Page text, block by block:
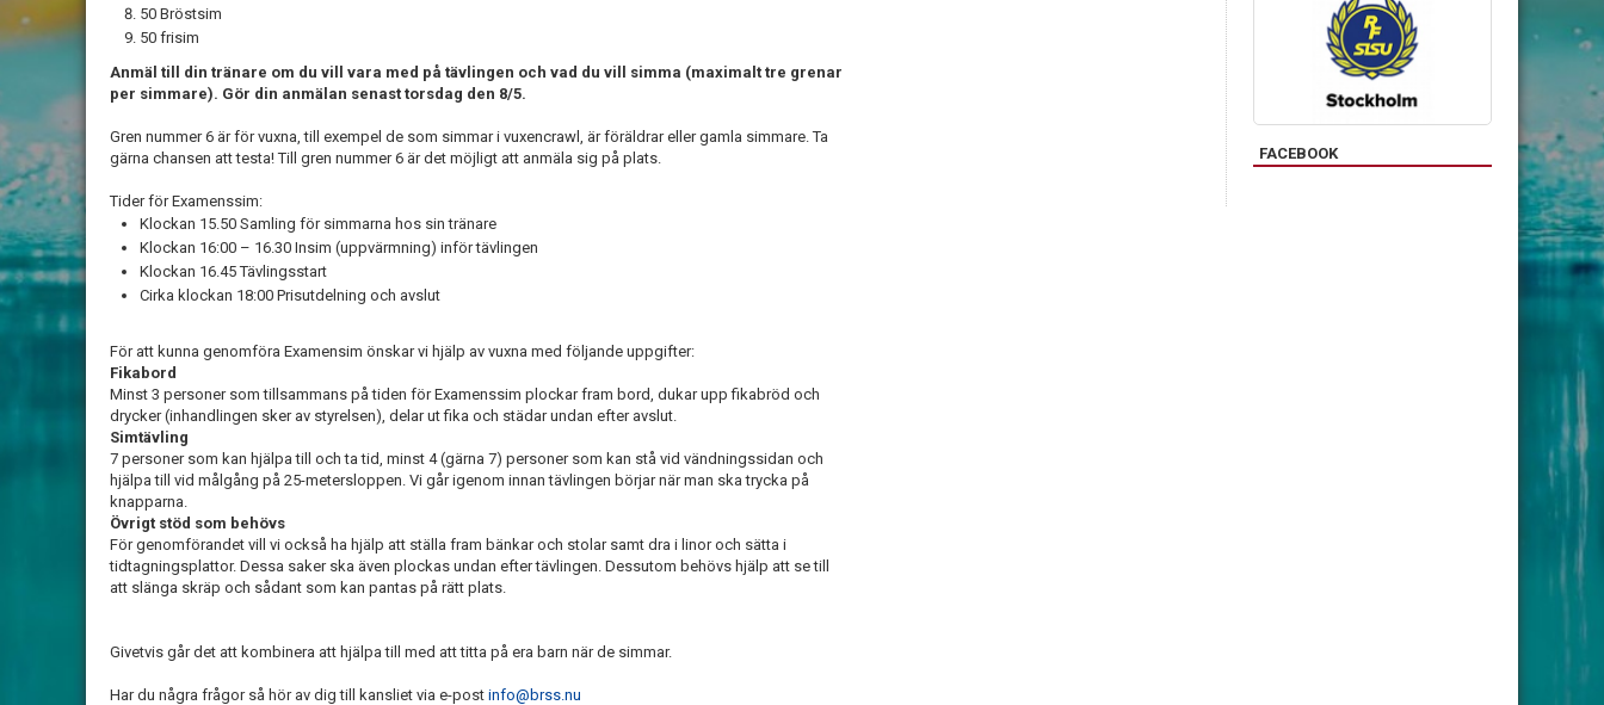
50 Bröstsim
50 frisim
Anmäl till din tränare om du vill vara med på tävlingen och vad du vill simma (maximalt tre grenar
per simmare). Gör din anmälan senast torsdag den 8/5.
Gren nummer 6 är för vuxna, till exempel de som simmar i vuxencrawl, är föräldrar eller gamla simmare. Ta
gärna chansen att testa! Till gren nummer 6 är det möjligt att anmäla sig på plats.
Tider för Examenssim:
Klockan 15.50 Samling för simmarna hos sin tränare
Klockan 16:00 – 16.30 Insim (uppvärmning) inför tävlingen
Klockan 16.45 Tävlingsstart
Cirka klockan 18:00 Prisutdelning och avslut
För att kunna genomföra Examensim önskar vi hjälp av vuxna med följande uppgifter:
Fikabord
Minst 3 personer som tillsammans på tiden för Examenssim plockar fram bord, dukar upp fikabröd och
drycker (inhandlingen sker av styrelsen), delar ut fika och städar undan efter avslut.
Simtävling
7 personer som kan hjälpa till och ta tid, minst 4 (gärna 7) personer som kan stå vid vändningssidan och
hjälpa till vid målgång på 25-metersloppen. Vi går igenom innan tävlingen börjar när man ska trycka på
knapparna.
Övrigt stöd som behövs
För genomförandet vill vi också ha hjälp att ställa fram bänkar och stolar samt dra i linor och sätta i
tidtagningsplattor. Dessa saker ska även plockas undan efter tävlingen. Dessutom behövs hjälp att se till
att slänga skräp och sådant som kan pantas på rätt plats.
Givetvis går det att kombinera att hjälpa till med att titta på era barn när de simmar.
Har du några frågor så hör av dig till kansliet via e-post info@brss.nu
FACEBOOK